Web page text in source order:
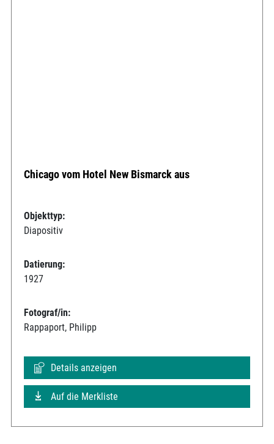
Chicago vom Hotel New Bismarck aus
Objekttyp:
Diapositiv
Datierung:
1927
Fotograf/in:
Rappaport, Philipp
Details anzeigen
Auf die Merkliste